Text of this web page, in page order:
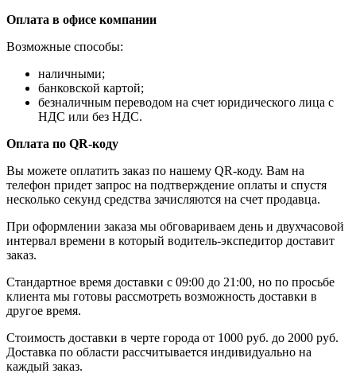
Оплата в офисе компании
Возможные способы:
наличными;
банковской картой;
безналичным переводом на счет юридического лица с
НДС или без НДС.
Оплата по QR-коду
Вы можете оплатить заказ по нашему QR-коду. Вам на
телефон придет запрос на подтверждение оплаты и спустя
несколько секунд средства зачисляются на счет продавца.
При оформлении заказа мы обговариваем день и двухчасовой
интервал времени в который водитель-экспедитор доставит
заказ.
Стандартное время доставки с 09:00 до 21:00, но по просьбе
клиента мы готовы рассмотреть возможность доставки в
другое время.
Стоимость доставки в черте города от 1000 руб. до 2000 руб.
Доставка по области рассчитывается индивидуально на
каждый заказ.